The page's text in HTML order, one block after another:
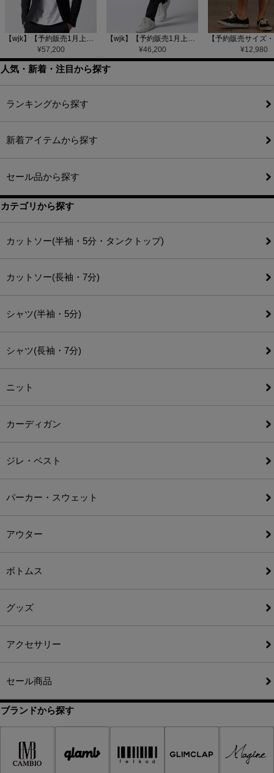
【wjk】【予約販売1月上旬～中旬入荷】function knit jacket(jacquard check) ニットジャケット(207 mw08j)
¥57,200
【wjk】【予約販売1月上旬～中旬入荷】function knit easy slacks(jacquard check) ニットイージーパンツ(504 mw08j)
¥46,200 ¥12,980
人気・新着・注目から探す
ランキングから探す
新着アイテムから探す
セール品から探す
カテゴリから探す
カットソー(半袖・5分・タンクトップ)
カットソー(長袖・7分)
シャツ(半袖・5分)
シャツ(長袖・7分)
ニット
カーディガン
ジレ・ベスト
パーカー・スウェット
アウター
ボトムス
グッズ
アクセサリー
セール商品
ブランドから探す